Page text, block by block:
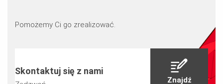
Pomożemy Ci go zrealizować.
Skontaktuj się z nami
Znajdź